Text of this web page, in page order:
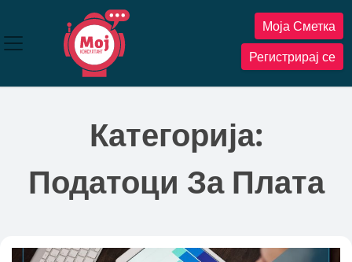
содржината
Моја Сметка
Регистрирај се
Категорија:
Податоци За Плата